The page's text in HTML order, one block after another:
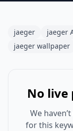
jaeger jaeger
jaeger wallpaper
No live
We
for this